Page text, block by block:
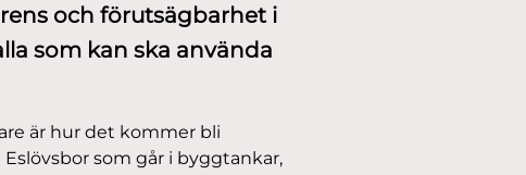
och förutsägbarhet i
som kan ska använda
är hur det kommer bli
som går i byggtankar,